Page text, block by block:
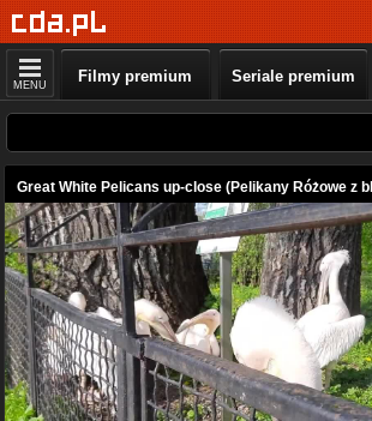
MENU Filmy premium Seriale premium
Great White Pelicans up-close (Pelikany Różowe z